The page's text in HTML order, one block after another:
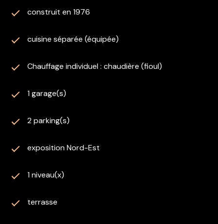
Les honoraires sont à la charge du vendeur.
exposé sont disponibles sur le site Géorisques :
Cetta annonce est rédigée sous la responsabilité
éditoriale de Melle MENDES Léa, agent commercial
889 858 544.
construit en 1976
cuisine séparée (équipée)
Chauffage individuel : chaudière (fioul)
1 garage(s)
2 parking(s)
exposition Nord-Est
1 niveau(x)
terrasse